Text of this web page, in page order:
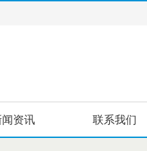
资讯 联系我们